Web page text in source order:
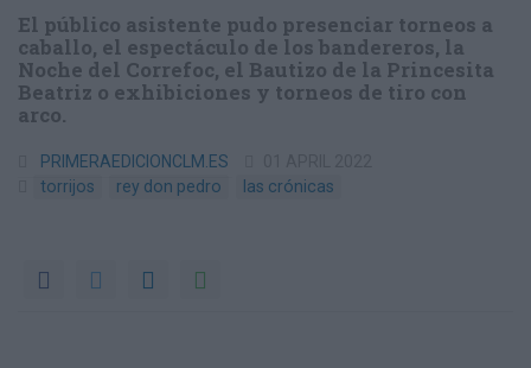
El público asistente pudo presenciar torneos a
caballo, el espectáculo de los bandereros, la
Noche del Correfoc, el Bautizo de la Princesita
Beatriz o exhibiciones y torneos de tiro con
arco.
PRIMERAEDICIONCLM.ES
torrijos
rey don pedro las crónicas